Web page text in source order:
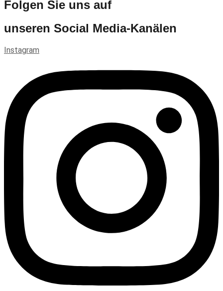
Folgen Sie uns auf
unseren Social Media-Kanälen
Instagram